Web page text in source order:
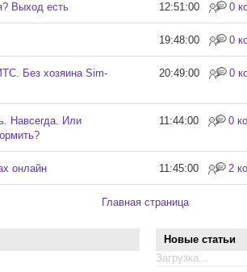
Выход есть 12:51:00 0
19:48:00 0
Без хозяина Sim-
20:49:00 0
Навсегда. Или
11:44:00 0
онлайн 11:45:00 2
Главная страница
Новые статьи
Загрузка...